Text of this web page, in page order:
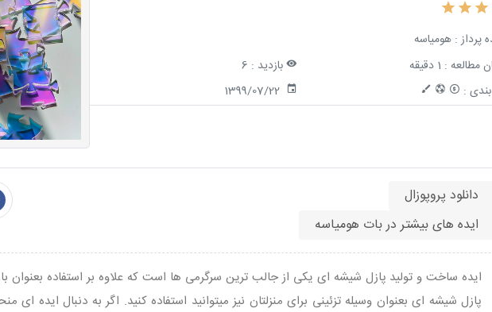
پرداز : هومیاسه
مطالعه : 1 دقیقه بازدید : 6
:
1399/07/22
دانلود پروپوزال
ایده های بیشتر در بات هومیاسه
ایده ساخت و تولید پازل شیشه ای یکی از جالب ترین سرگرمی ها است که علاوه بر استفاده بعنوان
پازل شیشه ای بعنوان وسیله تزئینی برای منزلتان نیز میتوانید استفاده کنید. اگر به دنبال ایده ای